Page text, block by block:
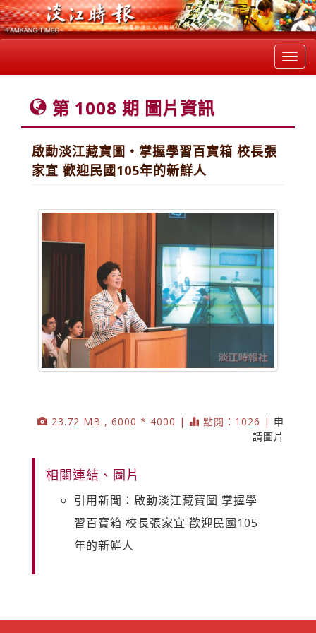
第 1008 期 圖片資訊
啟動淡江藏寶圖‧掌握學習百寶箱 校長張
家宜 歡迎民國105年的新鮮人
23.72 MB , 6000 * 4000 | 點閱：1026 | 申
請圖片
相關連結、圖片
引用新聞：啟動淡江藏寶圖 掌握學
習百寶箱 校長張家宜 歡迎民國105
年的新鮮人